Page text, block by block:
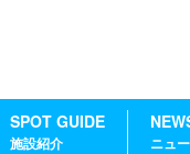
SPOT GUIDE
施設紹介 ニュ